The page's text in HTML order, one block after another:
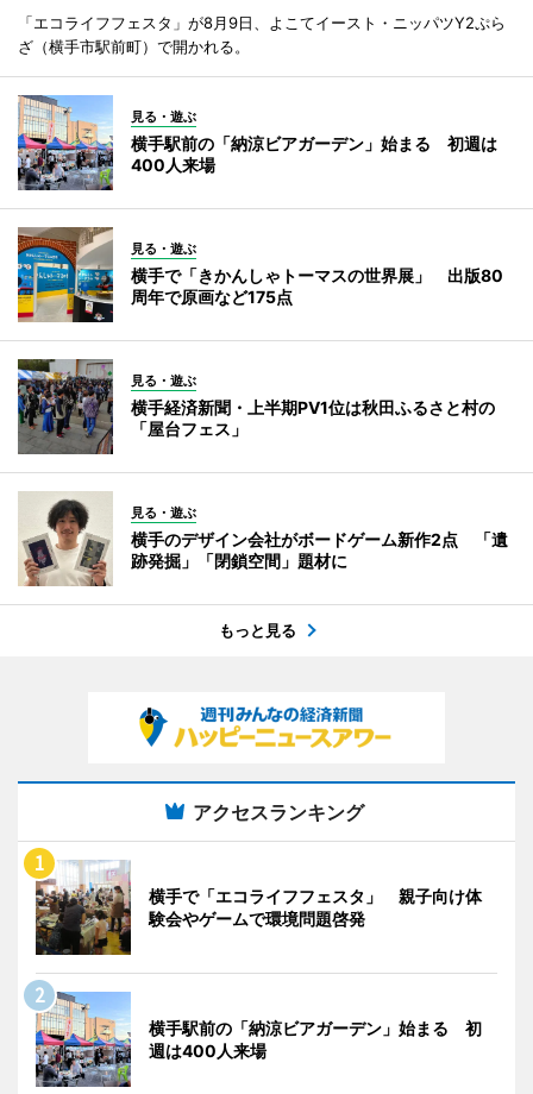
「エコライフフェスタ」が8月9日、よこてイースト・ニッパツY2ぷら
ざ（横手市駅前町）で開かれる。
見る・遊ぶ
横手駅前の「納涼ビアガーデン」始まる 初週は
400人来場
見る・遊ぶ
横手で「きかんしゃトーマスの世界展」 出版80
周年で原画など175点
見る・遊ぶ
横手経済新聞・上半期PV1位は秋田ふるさと村の
「屋台フェス」
見る・遊ぶ
横手のデザイン会社がボードゲーム新作2点 「遺
跡発掘」「閉鎖空間」題材に
もっと見る
アクセスランキング
横手で「エコライフフェスタ」 親子向け体
験会やゲームで環境問題啓発
横手駅前の「納涼ビアガーデン」始まる 初
週は400人来場